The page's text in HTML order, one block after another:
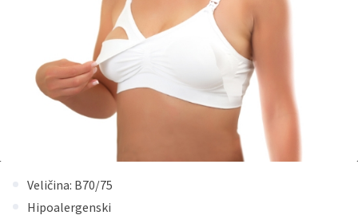
Veličina: B70/75
Hipoalergenski